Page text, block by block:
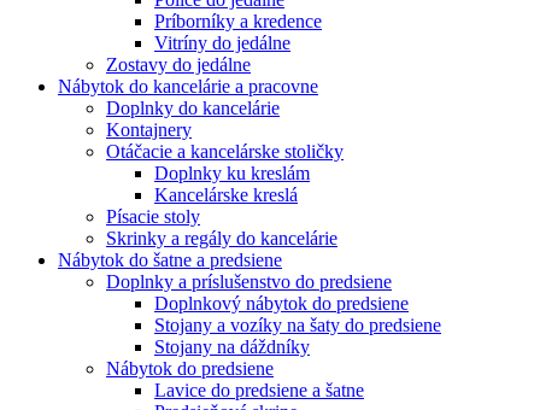
Príborníky a kredence
Vitríny do jedálne
Zostavy do jedálne
Nábytok do kancelárie a pracovne
Doplnky do kancelárie
Kontajnery
Otáčacie a kancelárske stoličky
Doplnky ku kreslám
Kancelárske kreslá
Písacie stoly
Skrinky a regály do kancelárie
Nábytok do šatne a predsiene
Doplnky a príslušenstvo do predsiene
Doplnkový nábytok do predsiene
Stojany a vozíky na šaty do predsiene
Stojany na dáždníky
Nábytok do predsiene
Lavice do predsiene a šatne